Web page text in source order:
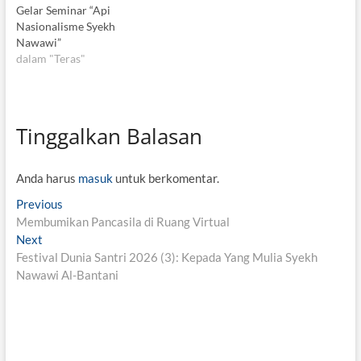
Gelar Seminar “Api
Nasionalisme Syekh
Nawawi”
dalam "Teras"
Tinggalkan Balasan
Anda harus masukuntuk berkomentar.
N
a
v
i
Previous
r
v
i
Membumikan Pancasila di Ruang Virtual
Next
e
x
Festival Dunia Santri 2026 (3): Kepada Yang Mulia Syekh
Nawawi Al-Bantani